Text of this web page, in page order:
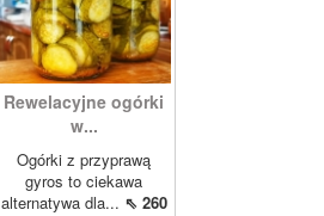
Rewelacyjne ogórki
w...
Ogórki z przyprawą
gyros to ciekawa
alternatywa dla... ⇖ 260